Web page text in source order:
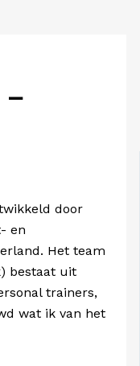
–
door
en
Het team
bestaat uit
trainers,
wat ik van het